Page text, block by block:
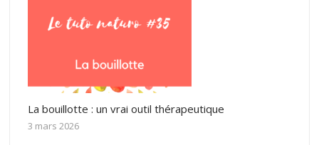
La bouillotte : un vrai outil thérapeutique
3 mars 2026